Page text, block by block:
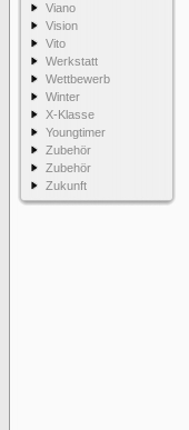
Viano
Vision
Vito
Werkstatt
Wettbewerb
Winter
X-Klasse
Youngtimer
Zubehör
Zubehör
Zukunft